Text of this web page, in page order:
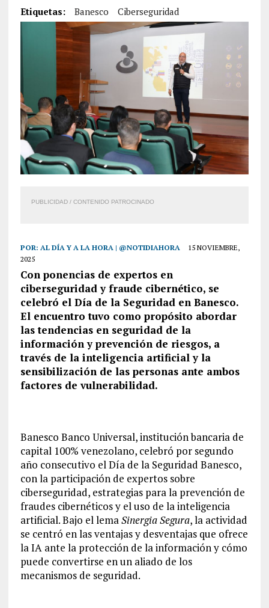
Etiquetas: Banesco Ciberseguridad
PUBLICIDAD / CONTENIDO PATROCINADO
POR: AL DÍA Y A LA HORA | @NOTIDIAHORA
15 NOVIEMBRE,
2025
Con ponencias de expertos en
ciberseguridad y fraude cibernético, se
celebró el Día de la Seguridad en Banesco.
El encuentro tuvo como propósito abordar
las tendencias en seguridad de la
información y prevención de riesgos, a
través de la inteligencia artificial y la
sensibilización de las personas ante ambos
factores de vulnerabilidad.
Banesco Banco Universal, institución bancaria de
capital 100% venezolano, celebró por segundo
año consecutivo el Día de la Seguridad Banesco,
con la participación de expertos sobre
ciberseguridad, estrategias para la prevención de
fraudes cibernéticos y el uso de la inteligencia
artificial. Bajo el lemaSinergia Segura, la actividad
se centró en las ventajas y desventajas que ofrece
la IA ante la protección de la información y cómo
puede convertirse en un aliado de los
mecanismos de seguridad.